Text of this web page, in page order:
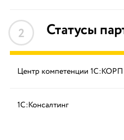
2 Статусы
Центр компетенции 1С:КОРП
1С:Консалтинг